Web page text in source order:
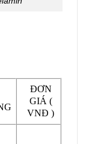
ĐƠN
GIÁ (
VNĐ )